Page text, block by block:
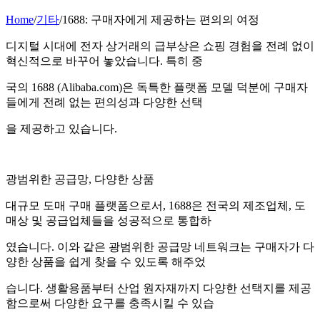
Home/기타/1688: 구매자에게 제공하는 편의의 여정
디지털 시대에 전자 상거래의 급부상은 쇼핑 경험을 전례 없이
혁신적으로 바꾸어 놓았습니다. 특히 중
국의 1688 (Alibaba.com)은 독특한 플랫폼 모델 덕분에 구매자
들에게 전례 없는 편의성과 다양한 선택
을 제공하고 있습니다.
광범위한 공급망, 다양한 상품
대규모 도매 구매 플랫폼으로서, 1688은 전국의 제조업체, 도
매상 및 공급업체들을 성공적으로 통합하
였습니다. 이와 같은 광범위한 공급망 네트워크는 구매자가 다
양한 상품을 쉽게 찾을 수 있도록 해주었
습니다. 생활용품부터 산업 원자재까지 다양한 선택지를 제공
함으로써 다양한 요구를 충족시킬 수 있습